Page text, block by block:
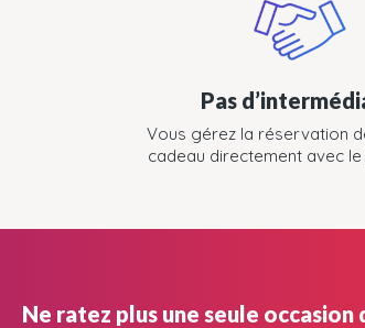
Pas
Vous gérez la réservation
cadeau directement avec
Ne ratez plus une seule occasion